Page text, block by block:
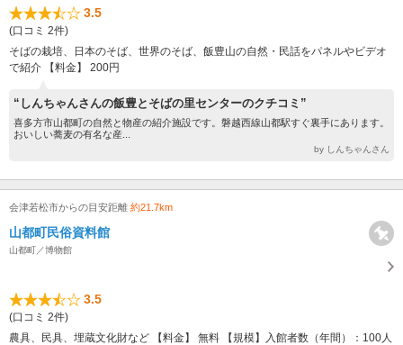
3.5
(口コミ 2件)
そばの栽培、日本のそば、世界のそば、飯豊山の自然・民話をパネルやビデオ
で紹介 【料金】 200円
“しんちゃんさんの飯豊とそばの里センターのクチコミ”
喜多方市山都町の自然と物産の紹介施設です。磐越西線山都駅すぐ裏手にあります。
おいしい蕎麦の有名な産...
by しんちゃんさん
会津若松市からの目安距離 約21.7km
山都町民俗資料館
山都町／博物館
3.5
(口コミ 2件)
農具、民具、埋蔵文化財など 【料金】 無料 【規模】入館者数（年間）：100人